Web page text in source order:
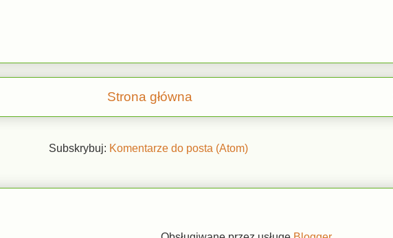
Strona główna
Subskrybuj: Komentarze do posta (Atom)